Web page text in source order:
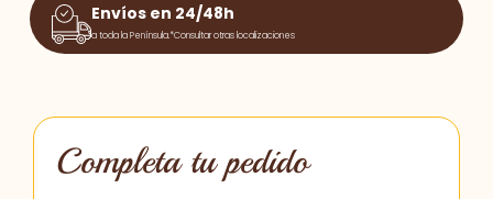
Envíos en 24/48h
a toda la Península.*Consultar otras localizaciones
Completa tu pedido